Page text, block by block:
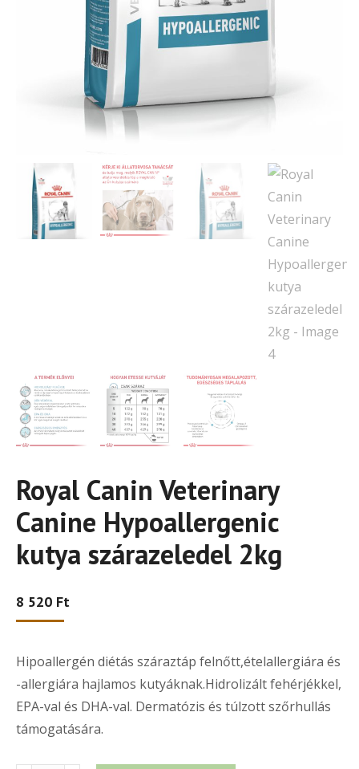
Royal Canin Veterinary
Canine Hypoallergenic
kutya szárazeledel 2kg
8 520 Ft
Hipoallergén diétás száraztáp felnőtt,ételallergiára és
-allergiára hajlamos kutyáknak.Hidrolizált fehérjékkel,
EPA-val és DHA-val. Dermatózis és túlzott szőrhullás
támogatására.